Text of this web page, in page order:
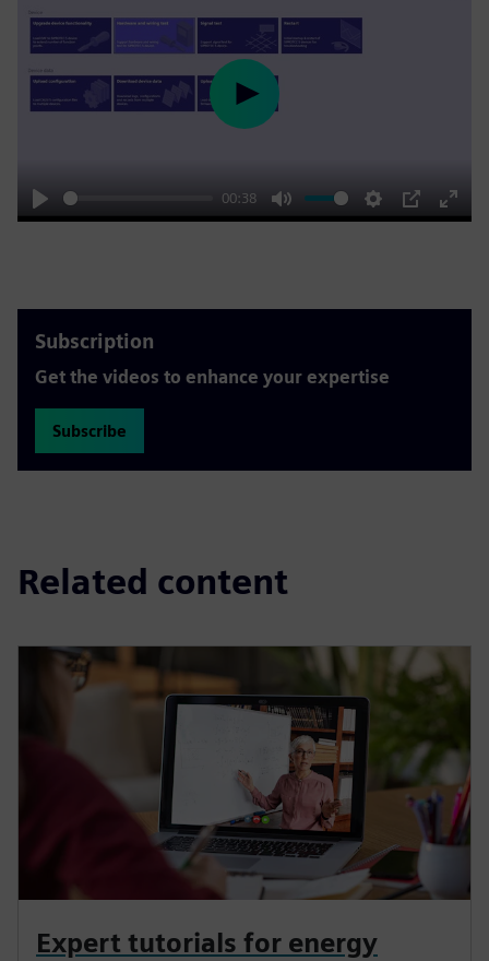
Play
00:38
Mute Settings
PIP
Enter
Play
Subscription
Get the videos to enhance your expertise
Subscribe
Related content
Expert tutorials for energy